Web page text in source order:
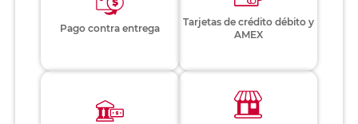
Pago contra entrega
Tarjetas de crédito débito y
AMEX